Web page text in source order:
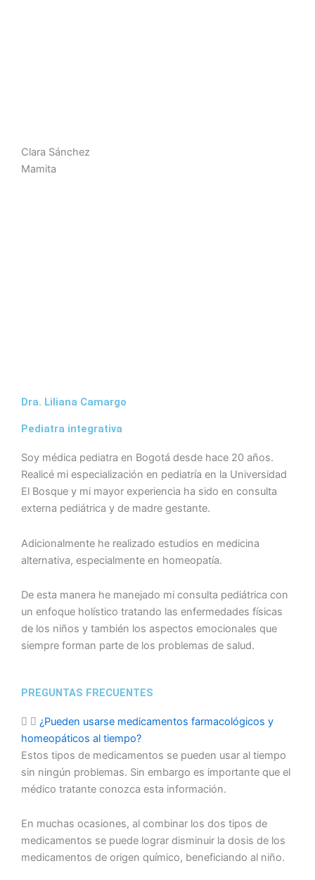
Clara Sánchez
Mamita
Dra. Liliana Camargo
Pediatra integrativa
Soy médica pediatra en Bogotá desde hace 20 años.
Realicé mi especialización en pediatría en la Universidad
El Bosque y mi mayor experiencia ha sido en consulta
externa pediátrica y de madre gestante.
Adicionalmente he realizado estudios en medicina
alternativa, especialmente en homeopatía.
De esta manera he manejado mi consulta pediátrica con
un enfoque holístico tratando las enfermedades físicas
de los niños y también los aspectos emocionales que
siempre forman parte de los problemas de salud.
PREGUNTAS FRECUENTES
¿Pueden usarse medicamentos farmacológicos y
homeopáticos al tiempo?
Estos tipos de medicamentos se pueden usar al tiempo
sin ningún problemas. Sin embargo es importante que el
médico tratante conozca esta información.
En muchas ocasiones, al combinar los dos tipos de
medicamentos se puede lograr disminuir la dosis de los
medicamentos de origen químico, beneficiando al niño.